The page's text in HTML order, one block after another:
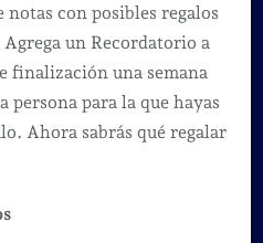
notas con posibles regalos
un Recordatorio a
finalización una semana
persona para la que hayas
Ahora sabrás qué regalar